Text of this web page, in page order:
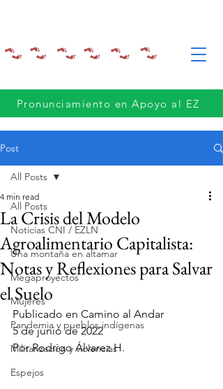
Pronunciamiento en Apoyo al EZ
Post
All Posts
Noticias CNI / EZLN
Una montaña en altamar
Megaproyectos
Mujeres
Pandemia y pueblos indígenas
Militarización y violencias
Espejos
All Posts
La Crisis del Modelo
Agroalimentario Capitalista:
Notas y Reflexiones para Salvar
el Suelo
4 min read
Publicado en Camino al Andar
5 de junio de 2022
Por Rodrigo Álvarez H.